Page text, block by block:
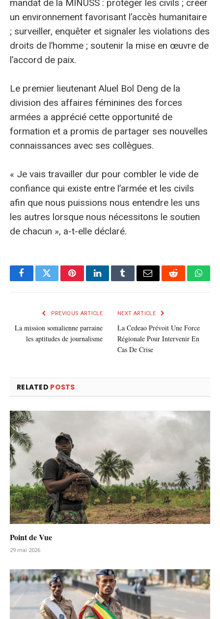
mandat de la MINUSS : protéger les civils ; créer
un environnement favorisant l’accès humanitaire
; surveiller, enquêter et signaler les violations des
droits de l’homme ; soutenir la mise en œuvre de
l’accord de paix.
Le premier lieutenant Aluel Bol Deng de la
division des affaires féminines des forces
armées a apprécié cette opportunité de
formation et a promis de partager ses nouvelles
connaissances avec ses collègues.
« Je vais travailler dur pour combler le vide de
confiance qui existe entre l’armée et les civils
afin que nous puissions nous entendre les uns
les autres lorsque nous nécessitons le soutien
de chacun », a-t-elle déclaré.
FacebookTwitterPinterestLinkedInTumblrE-
Reddit
PREVIOUS ARTICLE
La mission somalienne parraine
les aptitudes de journalisme
NEXT ARTICLE
La Cedeao Prévoit Une Force
Régionale Pour Intervenir En
Cas De Crise
RELATED POSTS
Point de Vue
29 mai 2026